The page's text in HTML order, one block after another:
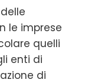
le imprese
quelli
enti di
di